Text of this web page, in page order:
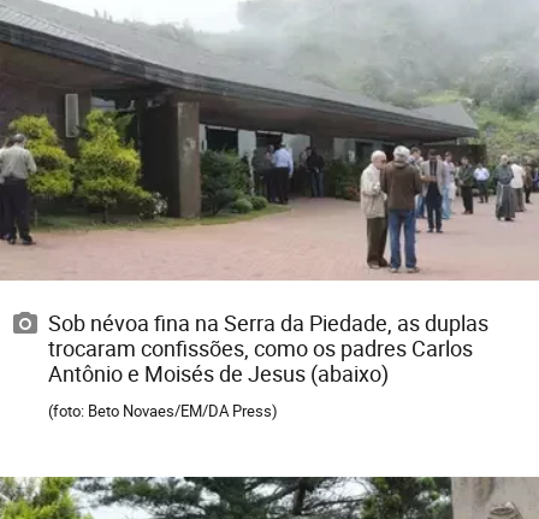
Sob névoa fina na Serra da Piedade, as duplas
trocaram confissões, como os padres Carlos
Antônio e Moisés de Jesus (abaixo)
(foto: Beto Novaes/EM/DA Press)